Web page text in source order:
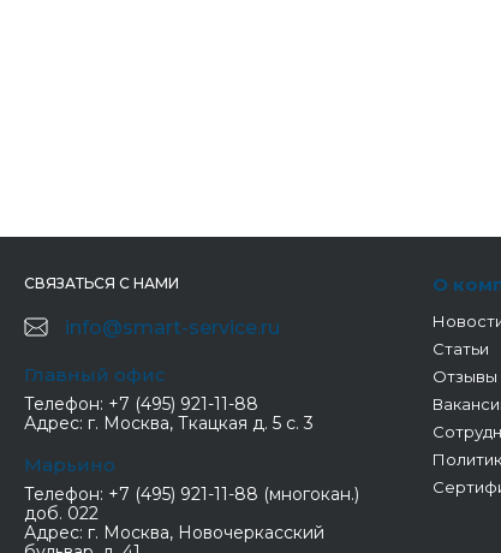
СВЯЗАТЬСЯ С НАМИ
info@smart-service.ru
Главный офис
Телефон: +7 (495) 921-11-88
Адрес: г. Москва, Ткацкая д. 5 с. 3
Марьино
Телефон: +7 (495) 921-11-88 (многокан.)
доб. 022
Адрес: г. Москва, Новочеркасский
О
Статьи
Отзывы